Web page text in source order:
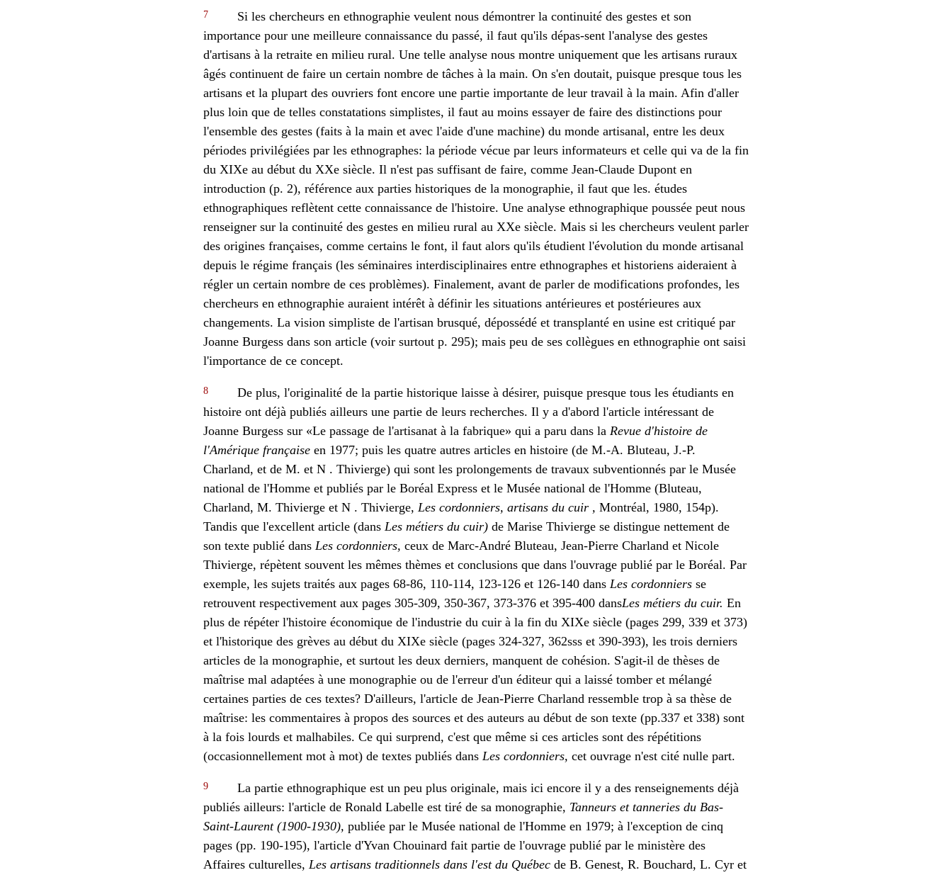
7
Si les chercheurs en ethnographie veulent nous démontrer la continuité des gestes et son
importance pour une meilleure connaissance du passé, il faut qu'ils dépas-sent l'analyse des gestes
d'artisans à la retraite en milieu rural. Une telle analyse nous montre uniquement que les artisans ruraux
âgés continuent de faire un certain nombre de tâches à la main. On s'en doutait, puisque presque tous les
artisans et la plupart des ouvriers font encore une partie importante de leur travail à la main. Afin d'aller
plus loin que de telles constatations simplistes, il faut au moins essayer de faire des distinctions pour
l'ensemble des gestes (faits à la main et avec l'aide d'une machine) du monde artisanal, entre les deux
périodes privilégiées par les ethnographes: la période vécue par leurs informateurs et celle qui va de la fin
du XIXe au début du XXe siècle. Il n'est pas suffisant de faire, comme Jean-Claude Dupont en
introduction (p. 2), référence aux parties historiques de la monographie, il faut que les. études
ethnographiques reflètent cette connaissance de l'histoire. Une analyse ethnographique poussée peut nous
renseigner sur la continuité des gestes en milieu rural au XXe siècle. Mais si les chercheurs veulent parler
des origines françaises, comme certains le font, il faut alors qu'ils étudient l'évolution du monde artisanal
depuis le régime français (les séminaires interdisciplinaires entre ethnographes et historiens aideraient à
régler un certain nombre de ces problèmes). Finalement, avant de parler de modifications profondes, les
chercheurs en ethnographie auraient intérêt à définir les situations antérieures et postérieures aux
changements. La vision simpliste de l'artisan brusqué, dépossédé et transplanté en usine est critiqué par
Joanne Burgess dans son article (voir surtout p. 295); mais peu de ses collègues en ethnographie ont saisi
l'importance de ce concept.
8
De plus, l'originalité de la partie historique laisse à désirer, puisque presque tous les étudiants en
histoire ont déjà publiés ailleurs une partie de leurs recherches. Il y a d'abord l'article intéressant de
Joanne Burgess sur «Le passage de l'artisanat à la fabrique» qui a paru dans la Revue d'histoire de
l'Amérique française en 1977; puis les quatre autres articles en histoire (de M.-A. Bluteau, J.-P.
Charland, et de M. et N . Thivierge) qui sont les prolongements de travaux subventionnés par le Musée
national de l'Homme et publiés par le Boréal Express et le Musée national de l'Homme (Bluteau,
Charland, M. Thivierge et N . Thivierge, Les cordonniers, artisans du cuir , Montréal, 1980, 154p).
Tandis que l'excellent article (dans Les métiers du cuir) de Marise Thivierge se distingue nettement de
son texte publié dans Les cordonniers, ceux de Marc-André Bluteau, Jean-Pierre Charland et Nicole
Thivierge, répètent souvent les mêmes thèmes et conclusions que dans l'ouvrage publié par le Boréal. Par
exemple, les sujets traités aux pages 68-86, 110-114, 123-126 et 126-140 dans Les cordonniers se
retrouvent respectivement aux pages 305-309, 350-367, 373-376 et 395-400 dansLes métiers du cuir. En
plus de répéter l'histoire économique de l'industrie du cuir à la fin du XIXe siècle (pages 299, 339 et 373)
et l'historique des grèves au début du XIXe siècle (pages 324-327, 362sss et 390-393), les trois derniers
articles de la monographie, et surtout les deux derniers, manquent de cohésion. S'agit-il de thèses de
maîtrise mal adaptées à une monographie ou de l'erreur d'un éditeur qui a laissé tomber et mélangé
certaines parties de ces textes? D'ailleurs, l'article de Jean-Pierre Charland ressemble trop à sa thèse de
maîtrise: les commentaires à propos des sources et des auteurs au début de son texte (pp.337 et 338) sont
à la fois lourds et malhabiles. Ce qui surprend, c'est que même si ces articles sont des répétitions
(occasionnellement mot à mot) de textes publiés dans Les cordonniers, cet ouvrage n'est cité nulle part.
9
La partie ethnographique est un peu plus originale, mais ici encore il y a des renseignements déjà
publiés ailleurs: l'article de Ronald Labelle est tiré de sa monographie, Tanneurs et tanneries du Bas-
Saint-Laurent (1900-1930), publiée par le Musée national de l'Homme en 1979; à l'exception de cinq
pages (pp. 190-195), l'article d'Yvan Chouinard fait partie de l'ouvrage publié par le ministère des
Affaires culturelles, Les artisans traditionnels dans l'est du Québec de B. Genest, R. Bouchard, L. Cyr et